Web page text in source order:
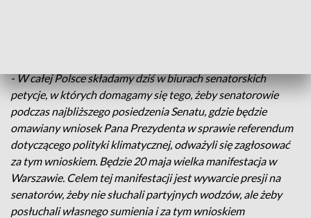
- W całej Polsce składamy dziś w biurach senatorskich
petycje, w których domagamy się tego, żeby senatorowie
podczas najbliższego posiedzenia Senatu, gdzie będzie
omawiany wniosek Pana Prezydenta w sprawie referendum
dotyczącego polityki klimatycznej, odważyli się zagłosować
za tym wnioskiem. Będzie 20 maja wielka manifestacja w
Warszawie. Celem tej manifestacji jest wywarcie presji na
senatorów, żeby nie słuchali partyjnych wodzów, ale żeby
posłuchali własnego sumienia i za tym wnioskiem